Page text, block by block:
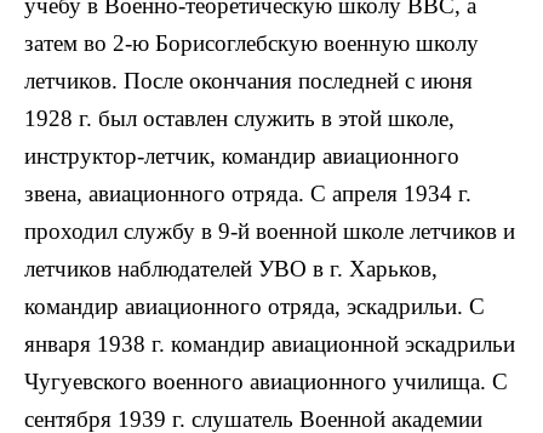
учебу в Военно-теоретическую школу ВВС, а
затем во 2-ю Борисоглебскую военную школу
летчиков. После окончания последней с июня
1928 г. был оставлен служить в этой школе,
инструктор-летчик, командир авиационного
звена, авиационного отряда. С апреля 1934 г.
проходил службу в 9-й военной школе летчиков и
летчиков наблюдателей УВО в г. Харьков,
командир авиационного отряда, эскадрильи. С
января 1938 г. командир авиационной эскадрильи
Чугуевского военного авиационного училища. С
сентября 1939 г. слушатель Военной академии